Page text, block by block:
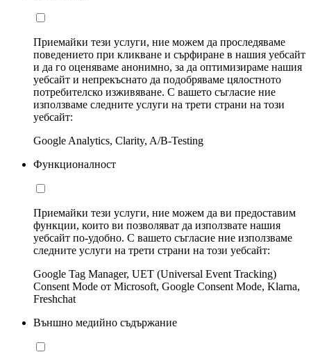
Приемайки тези услуги, ние можем да проследяваме
поведението при кликване и сърфиране в нашия уебсайт
и да го оценяваме анонимно, за да оптимизираме нашия
уебсайт и непрекъснато да подобряваме цялостното
потребителско изживяване. С вашето съгласие ние
използваме следните услуги на трети страни на този
уебсайт:
Google Analytics, Clarity, A/B-Testing
Функционалност
Приемайки тези услуги, ние можем да ви предоставим
функции, които ви позволяват да използвате нашия
уебсайт по-удобно. С вашето съгласие ние използваме
следните услуги на трети страни на този уебсайт:
Google Tag Manager, UET (Universal Event Tracking)
Consent Mode от Microsoft, Google Consent Mode, Klarna,
Freshchat
Външно медийно съдържание